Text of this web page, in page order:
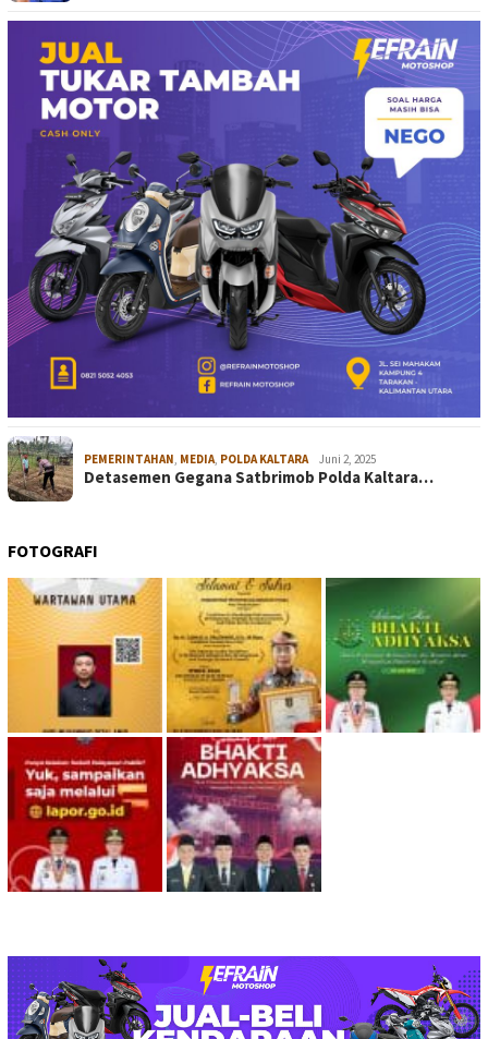
PEMERINTAHAN MEDIA POLDA KALTARA Juni 2, 2025
Detasemen Gegana Satbrimob Polda Kaltara…
FOTOGRAFI